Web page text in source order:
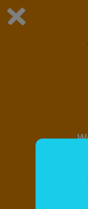
Du spielst
Hier